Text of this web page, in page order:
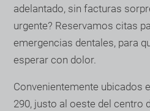
adelantado, sin facturas
urgente? Reservamos citas
emergencias dentales, para
esperar con dolor.
Convenientemente ubicados
290, justo al oeste del centro